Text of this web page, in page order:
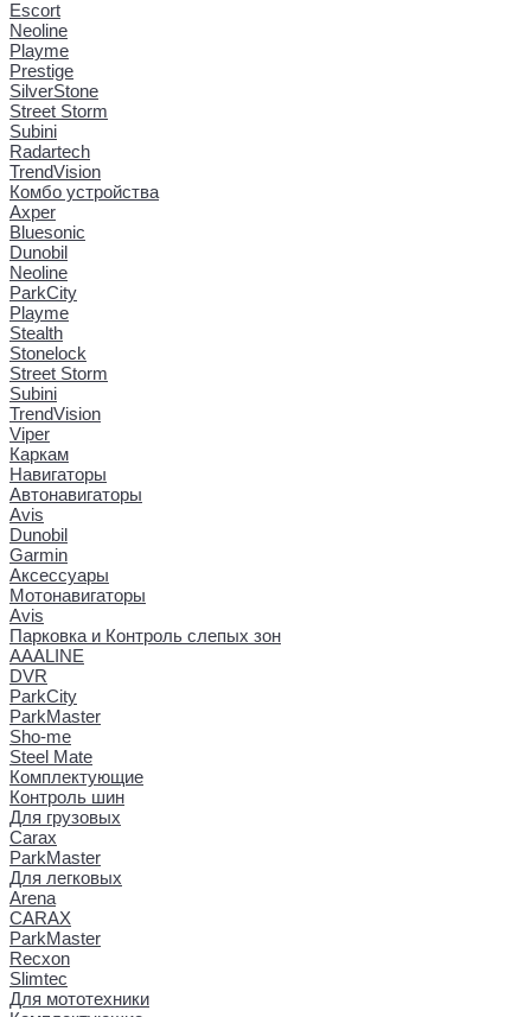
Escort
Neoline
Playme
Prestige
SilverStone
Street Storm
Subini
Radartech
TrendVision
Комбо устройства
Axper
Bluesonic
Dunobil
Neoline
ParkCity
Playme
Stealth
Stonelock
Street Storm
Subini
TrendVision
Viper
Каркам
Навигаторы
Автонавигаторы
Avis
Dunobil
Garmin
Аксессуары
Мотонавигаторы
Avis
Парковка и Контроль слепых зон
AAALINE
DVR
ParkCity
ParkMaster
Sho-me
Steel Mate
Комплектующие
Контроль шин
Для грузовых
Carax
ParkMaster
Для легковых
Arena
CARAX
ParkMaster
Recxon
Slimtec
Для мототехники